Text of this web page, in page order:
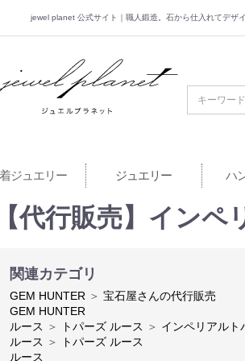
jewel planet 公式サイト｜職人鍛造。石から仕入れてデザ
planet 公式
ジュエリー ジュエリー ハ
【代行販売】イン
関連カテゴリ
GEM HUNTER ＞ 宝石屋さんの代行販売
GEM HUNTER
ルース ＞ トパーズ ルース ＞ インペリアルト
ルース ＞
トパーズ ルース
ルース